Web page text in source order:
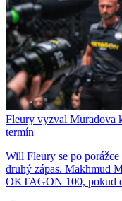
Fleury vyzval Muradova
termín
Will Fleury se po
druhý zápas. Makhmud
OKTAGON 100, pokud